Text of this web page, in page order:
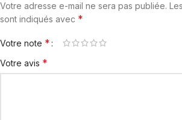
Votre adresse e-mail ne sera pas publiée.
sont indiqués avec *
Votre note *
Votre avis *